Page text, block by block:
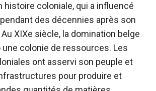
histoire coloniale, qui a influencé
des décennies après son
XIXe siècle, la domination belge
une colonie de ressources. Les
ont asservi son peuple et
pour produire et